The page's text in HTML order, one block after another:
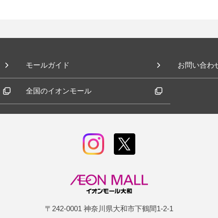
モールガイド お問い合わ
全国のイオンモール
〒242-0001 神奈川県大和市下鶴間1-2-1